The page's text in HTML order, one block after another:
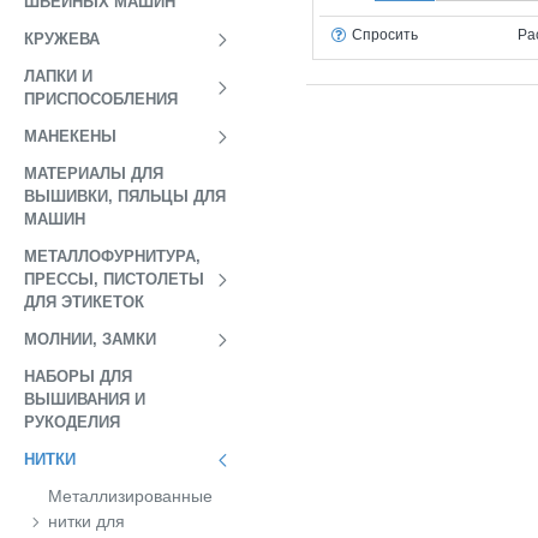
КРУЖЕВА
ЛАПКИ И
ПРИСПОСОБЛЕНИЯ
МАНЕКЕНЫ
МАТЕРИАЛЫ ДЛЯ
ВЫШИВКИ, ПЯЛЬЦЫ ДЛЯ
МАШИН
МЕТАЛЛОФУРНИТУРА,
ПРЕССЫ, ПИСТОЛЕТЫ
ДЛЯ ЭТИКЕТОК
МОЛНИИ, ЗАМКИ
НАБОРЫ ДЛЯ
ВЫШИВАНИЯ И
РУКОДЕЛИЯ
НИТКИ
Металлизированные
нитки для
Спросить